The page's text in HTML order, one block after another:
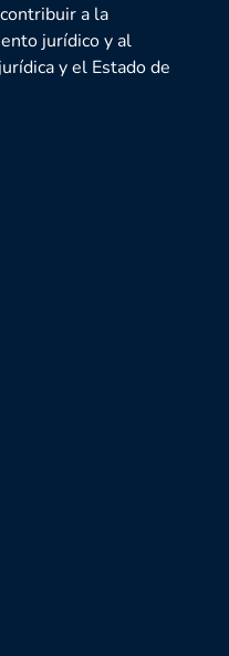
a la
jurídico y al
y el Estado de